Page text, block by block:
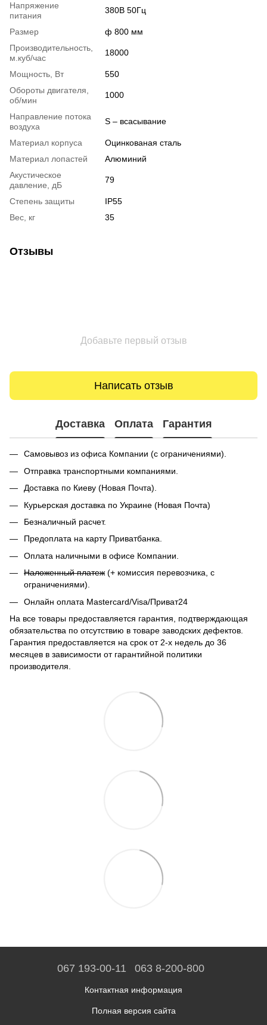
Напряжение
питания
380В 50Гц
Размер
ф 800 мм
Производительность,
м.куб/час
18000
Мощность, Вт
550
Обороты двигателя,
об/мин
1000
Направление потока
воздуха
S – всасывание
Материал корпуса
Оцинкованая сталь
Материал лопастей
Алюминий
Акустическое
давление, дБ
79
Степень защиты
IP55
Вес, кг
35
Отзывы
Добавьте первый отзыв
Написать отзыв
Доставка Оплата Гарантия
Самовывоз из офиса Компании (с ограничениями).
Отправка транспортными компаниями.
Доставка по Киеву (Новая Почта).
Курьерская доставка по Украине (Новая Почта)
Безналичный расчет.
Предоплата на карту Приватбанка.
Оплата наличными в офисе Компании.
Наложенный платеж (+ комиссия перевозчика, с
ограничениями).
Онлайн оплата Mastercard/Visa/Приват24
На все товары предоставляется гарантия, подтверждающая
обязательства по отсутствию в товаре заводских дефектов.
Гарантия предоставляется на срок от 2-х недель до 36
месяцев в зависимости от гарантийной политики
производителя.
067 193-00-11 063 8-200-800
Контактная информация
Полная версия сайта